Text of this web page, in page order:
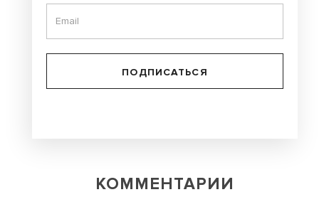
ПОДПИСАТЬСЯ
КОММЕНТАРИИ